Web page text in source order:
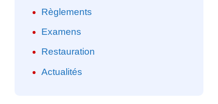
Règlements
Examens
Restauration
Actualités